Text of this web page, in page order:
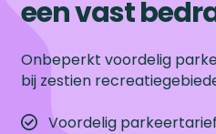
een vast
Onbeperkt voordelig
bij zestien
Voordelig parkeertarief